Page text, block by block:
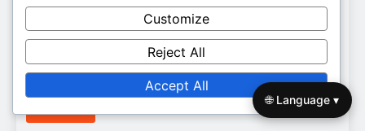
Search
Customize
Reject All
Accept All
🌐 Language ▾